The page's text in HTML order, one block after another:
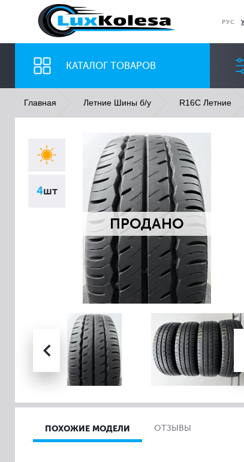
РУС
КАТАЛОГ ТОВАРОВ
ШИНЫ ДИСКИ
Ширина
Все
Профиль
Главная Летние Шины б/у R16C Летние
ПРОДАНО
4шт
ПОХОЖИЕ МОДЕЛИ ОТЗЫВЫ